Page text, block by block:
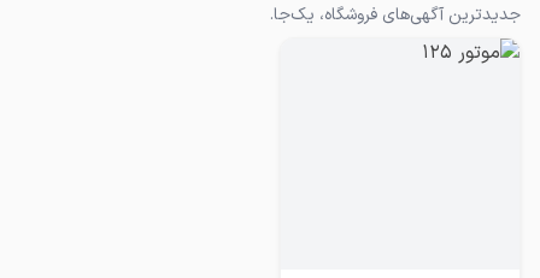
جدیدترین آگهی‌های فروشگاه، یک‌جا.